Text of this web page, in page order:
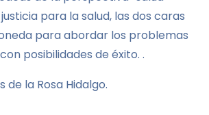
para la salud, las dos caras
para abordar los problemas
posibilidades de éxito. .
de la Rosa Hidalgo.